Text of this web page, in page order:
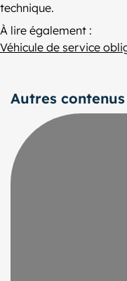
technique.
À lire également :
Véhicule de service
Autres